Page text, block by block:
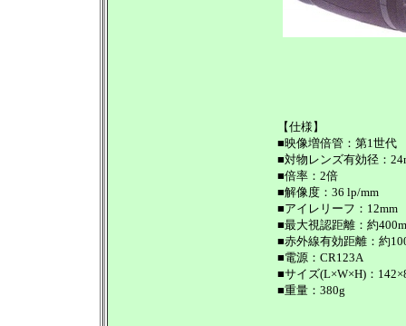
【仕様】
■映像増倍管：第1世代
■対物レンズ有効径：
■倍率：2倍
■解像度：36 lp/mm
■アイレリーフ：12mm
■最大視認距離：約400m
■赤外線有効距離：約
■電源：CR123A
■サイズ(L×W×H)：
■重量：380g